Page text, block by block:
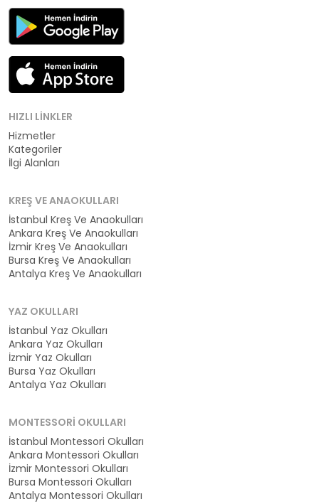
HIZLI LINKLER
Hizmetler
Kategoriler
İlgi Alanları
KREŞ VE ANAOKULLARI
İstanbul Kreş Ve Anaokulları
Ankara Kreş Ve Anaokulları
İzmir Kreş Ve Anaokulları
Bursa Kreş Ve Anaokulları
Antalya Kreş Ve Anaokulları
YAZ OKULLARI
İstanbul Yaz Okulları
Ankara Yaz Okulları
İzmir Yaz Okulları
Bursa Yaz Okulları
Antalya Yaz Okulları
MONTESSORI OKULLARI
İstanbul Montessori Okulları
Ankara Montessori Okulları
İzmir Montessori Okulları
Bursa Montessori Okulları
Antalya Montessori Okulları